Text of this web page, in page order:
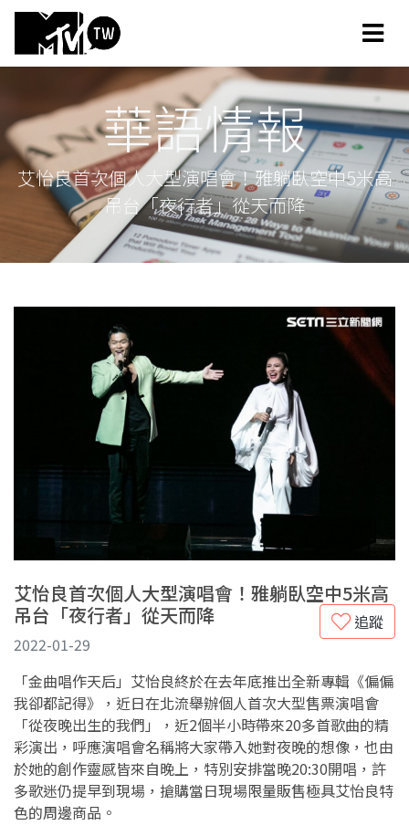
華語情報
艾怡良首次個人大型演唱會！雅躺臥空中5米高
吊台「夜行者」從天而降
艾怡良首次個人大型演唱會！雅躺臥空中5米高
吊台「夜行者」從天而降
追蹤
2022-01-29
「金曲唱作天后」艾怡良終於在去年底推出全新專輯《偏偏
我卻都記得》，近日在北流舉辦個人首次大型售票演唱會
「從夜晚出生的我們」，近2個半小時帶來20多首歌曲的精
彩演出，呼應演唱會名稱將大家帶入她對夜晚的想像，也由
於她的創作靈感皆來自晚上，特別安排當晚20:30開唱，許
多歌迷仍提早到現場，搶購當日現場限量販售極具艾怡良特
色的周邊商品。